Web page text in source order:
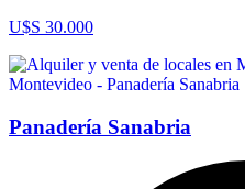
U$S 30.000
Panadería Sanabria